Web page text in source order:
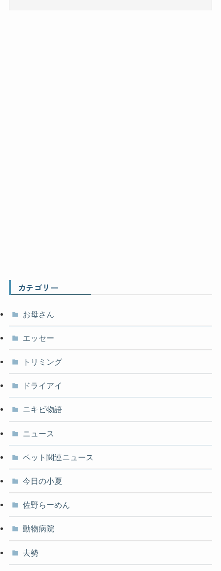
カテゴリー
お母さん
エッセー
トリミング
ドライアイ
ニキビ物語
ニュース
ペット関連ニュース
今日の小夏
佐野らーめん
動物病院
去勢